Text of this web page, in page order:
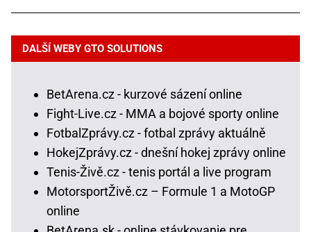
DALŠÍ WEBY GTO SOLUTIONS
BetArena.cz - kurzové sázení online
Fight-Live.cz - MMA a bojové sporty online
FotbalZprávy.cz - fotbal zprávy aktuálně
HokejZprávy.cz - dnešní hokej zprávy online
Tenis-Živě.cz - tenis portál a live program
MotorsportŽivě.cz – Formule 1 a MotoGP
online